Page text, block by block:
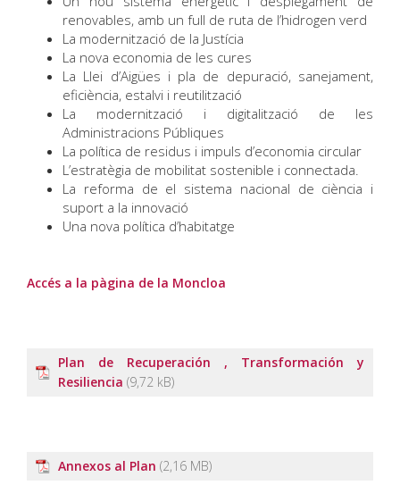
renovables, amb un full de ruta de l’hidrogen verd
La modernització de la Justícia
La nova economia de les cures
La Llei d’Aigües i pla de depuració, sanejament,
eficiència, estalvi i reutilització
La modernització i digitalització de les
Administracions Públiques
La política de residus i impuls d’economia circular
L’estratègia de mobilitat sostenible i connectada.
La reforma de el sistema nacional de ciència i
suport a la innovació
Una nova política d’habitatge
Accés a la pàgina de la Moncloa
Plan de Recuperación , Transformación y
Resiliencia
Annexos al Plan